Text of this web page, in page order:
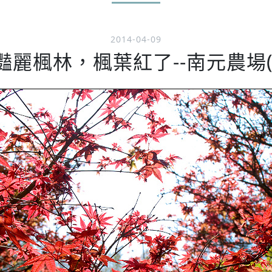
2014-04-09
麗楓林，楓葉紅了--南元農